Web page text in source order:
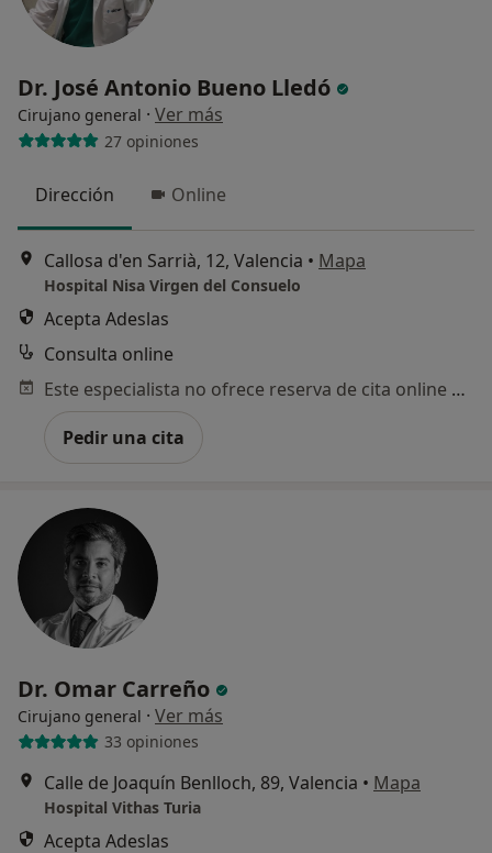
Dr. José Antonio Bueno Lledó
Cirujano general · Ver más
27 opiniones
Dirección Online
Callosa d'en Sarrià, 12, Valencia • Mapa
Hospital Nisa Virgen del Consuelo
Acepta Adeslas
Consulta online
Este especialista no ofrece reserva de cita online en esta dirección.
Pedir una cita
Dr. Omar Carreño
Cirujano general · Ver más
33 opiniones
Calle de Joaquín Benlloch, 89, Valencia • Mapa
Hospital Vithas Turia
Acepta Adeslas